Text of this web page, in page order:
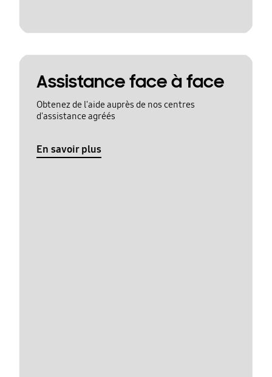
Assistance face à face
Obtenez de l'aide auprès de nos centres
d'assistance agréés
En savoir plus